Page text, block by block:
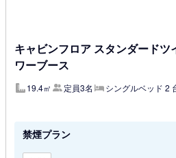
キャビンフロア スタンダードツ
ワーブース
19.4㎡ 定員3名 シングルベッド 2
禁煙プラン